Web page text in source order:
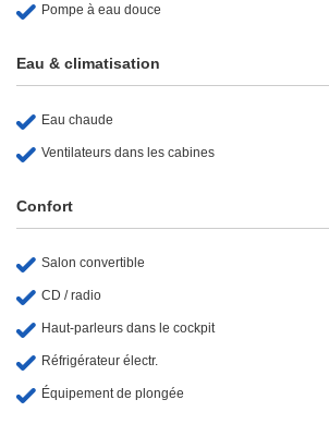
Pompe à eau douce
Eau & climatisation
Eau chaude
Ventilateurs dans les cabines
Confort
Salon convertible
CD / radio
Haut-parleurs dans le cockpit
Réfrigérateur électr.
Équipement de plongée